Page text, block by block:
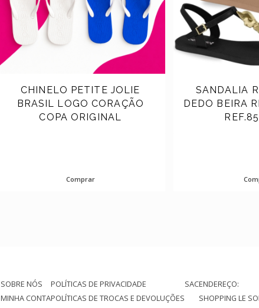
CHINELO PETITE JOLIE
BRASIL LOGO CORAÇÃO
COPA ORIGINAL
Comprar
SANDALIA
DEDO BEIRA
SCARPINS (6)
SAPATILHAS
TÊNIS(44)
SOBRE NÓS
MINHA CONTA
POLÍTICAS DE PRIVACIDADE
POLÍTICAS DE TROCAS E DEVOLUÇÕES
SACENDEREÇO:
SHOPPING LE